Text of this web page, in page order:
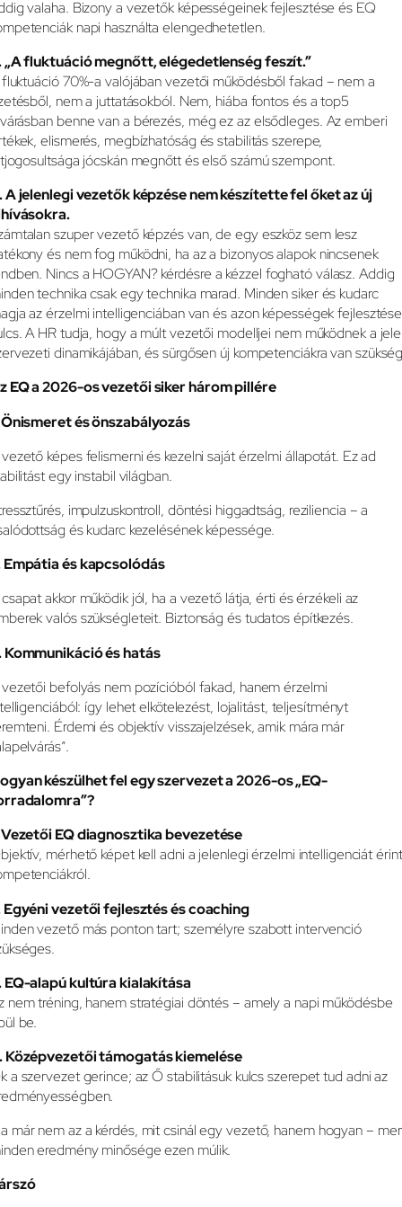
valaha. Bizony a vezetők képességeinek fejlesztése és EQ
napi használta elengedhetetlen.
„A fluktuáció megnőtt, elégedetlenség feszít.”
70%-a valójában vezetői működésből fakad – nem a
nem a juttatásokból. Nem, hiába fontos és a top5
benne van a bérezés, még ez az elsődleges. Az emberi
elismerés, megbízhatóság és stabilitás szerepe,
jócskán megnőtt és első számú szempont.
A jelenlegi vezetők képzése nem készítette fel őket az új
szuper vezető képzés van, de egy eszköz sem lesz
és nem fog működni, ha az a bizonyos alapok nincsenek
Nincs a HOGYAN? kérdésre a kézzel fogható válasz. Addig
technika csak egy technika marad. Minden siker és kudarc
az érzelmi intelligenciában van és azon képességek
A HR tudja, hogy a múlt vezetői modelljei nem működnek a
dinamikájában, és sürgősen új kompetenciákra van
EQ a 2026-os vezetői siker három pillére
Önismeret és önszabályozás
képes felismerni és kezelni saját érzelmi állapotát. Ez ad
egy instabil világban.
impulzuskontroll, döntési higgadtság, reziliencia – a
és kudarc kezelésének képessége.
Empátia és kapcsolódás
akkor működik jól, ha a vezető látja, érti és érzékeli az
valós szükségleteit. Biztonság és tudatos építkezés.
Kommunikáció és hatás
befolyás nem pozícióból fakad, hanem érzelmi
így lehet elkötelezést, lojalitást, teljesítményt
Érdemi és objektív visszajelzések, amik mára már
készülhet fel egy szervezet a 2026-os „EQ-
Vezetői EQ diagnosztika bevezetése
mérhető képet kell adni a jelenlegi érzelmi intelligenciát
Egyéni vezetői fejlesztés és coaching
vezető más ponton tart; személyre szabott intervenció
EQ-alapú kultúra kialakítása
nem tréning, hanem stratégiai döntés – amely a napi működésbe
be.
Középvezetői támogatás kiemelése
a szervezet gerince; az Ő stabilitásuk kulcs szerepet tud adni az
már nem az a kérdés, mit csinál egy vezető, hanem hogyan –
eredmény minősége ezen múlik.